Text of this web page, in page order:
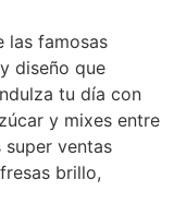
las famosas
diseño que
tu día con
y mixes entre
ventas
brillo,